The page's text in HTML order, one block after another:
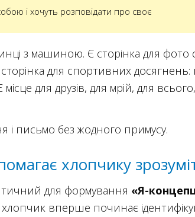
і хочуть розповідати про своє
з машиною. Є сторінка для фото
для спортивних досягнень:
для друзів, для мрій, для
і письмо без жодного примусу.
хлопчику
для формування «Я-
вперше починає